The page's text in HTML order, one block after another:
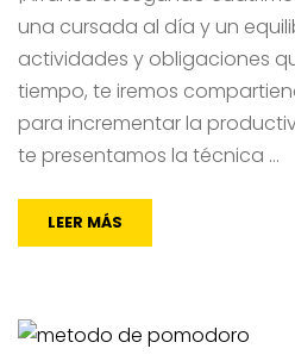
una cursada al día y un
actividades y obligaciones
tiempo, te iremos
para incrementar la
te presentamos la técnica …
LEER MÁS